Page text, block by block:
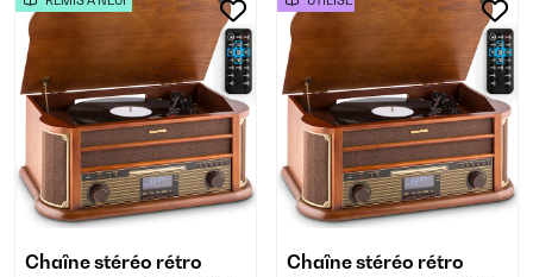
Chaîne stéréo rétro
Chaîne stéréo rétro